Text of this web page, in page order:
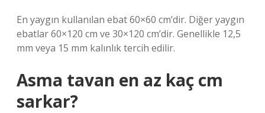
En yaygın kullanılan ebat 60×60 cm’dir. Diğer yaygın
ebatlar 60×120 cm ve 30×120 cm’dir. Genellikle 12,5
mm veya 15 mm kalınlık tercih edilir.
Asma tavan en az kaç cm
sarkar?